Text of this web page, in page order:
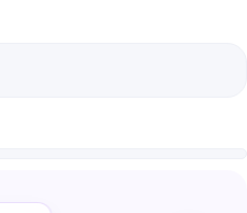
41 790 ₽.